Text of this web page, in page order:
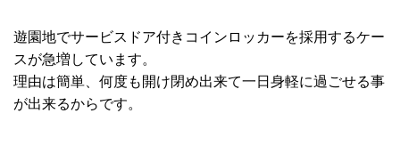
遊園地でサービスドア付きコインロッカーを採用するケー
スが急増しています。
理由は簡単、何度も開け閉め出来て一日身軽に過ごせる事
が出来るからです。